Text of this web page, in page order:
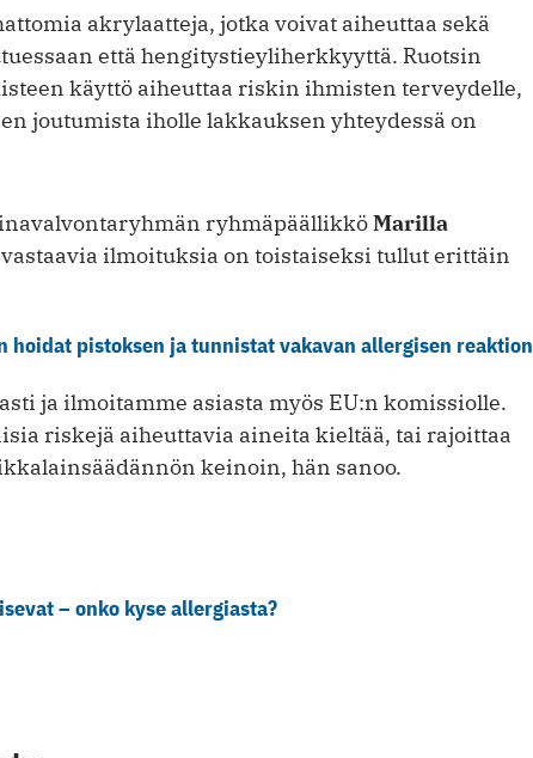
akrylaatteja, jotka voivat aiheuttaa sekä
että hengitystieyliherkkyyttä. Ruotsin
käyttö aiheuttaa riskin ihmisten terveydelle,
joutumista iholle lakkauksen yhteydessä on
ryhmäpäällikköMarilla
vastaavia ilmoituksia on toistaiseksi tullut erittäin
hoidat pistoksen ja tunnistat vakavan allergisen reaktion
ja ilmoitamme asiasta myös EU:n komissiolle.
riskejä aiheuttavia aineita kieltää, tai rajoittaa
keinoin, hän sanoo.
– onko kyse allergiasta?